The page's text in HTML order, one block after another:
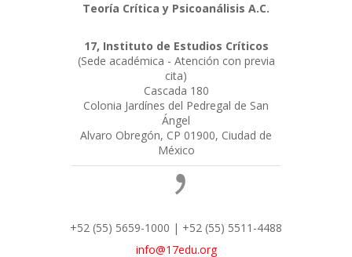
Teoría Crítica y Psicoanálisis A.C.
17, Instituto de Estudios Críticos
(Sede académica - Atención con previa
cita)
Cascada 180
Colonia Jardínes del Pedregal de San
Ángel
Alvaro Obregón, CP 01900, Ciudad de
México
+52 (55) 5659-1000 | +52 (55) 5511-4488
info@17edu.org